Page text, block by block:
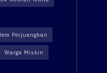
Perjuangkan
Warga Miskin